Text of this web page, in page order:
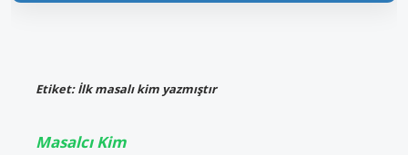
Etiket:İlk masalı kim yazmıştır
Masalcı Kim